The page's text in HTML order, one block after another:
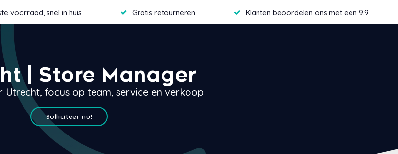
voorraad, snel in huis Gratis retourneren Klanten beoordelen ons met een 9.9
| Store Manager
Utrecht, focus op team, service en verkoop
Solliciteer nu!